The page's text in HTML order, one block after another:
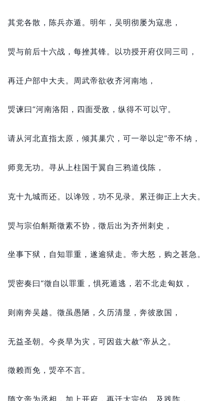
其党各散， 陈兵亦遁。 明年， 吴明彻屡为寇患，
煚与前后十六战， 每挫其锋。 以功授开府仪同三司，
再迁户部中大夫。 周武帝欲收齐河南地，
煚谏曰“河南洛阳， 四面受敌， 纵得不可以守。
请从河北直指太原， 倾其巢穴， 可一举以定”帝不纳，
师竟无功。 寻从上柱国于翼自三鸦道伐陈，
克十九城而还。 以谗毁， 功不见录。 累迁御正上大夫。
煚与宗伯斛斯徵素不协， 徵后出为齐州刺史，
坐事下狱， 自知罪重， 遂逾狱走。 帝大怒， 购之甚急。
煚密奏曰“徵自以罪重，惧死遁逃， 若不北走匈奴，
则南奔吴越。 徵虽愚陋， 久历清显， 奔彼敌国，
无益圣朝。 今炎旱为灾， 可因兹大赦”帝从之。
徵赖而免， 煚卒不言。